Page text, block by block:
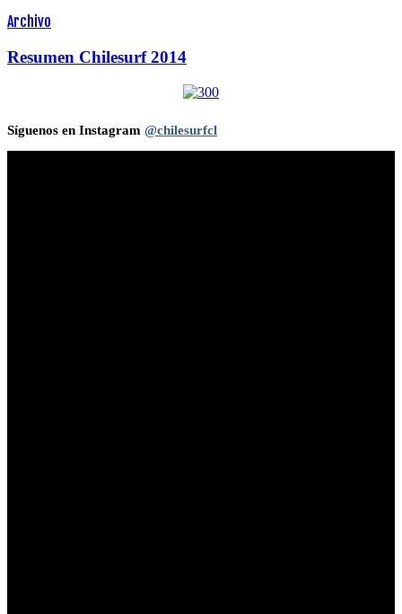
Archivo
Resumen Chilesurf 2014
Síguenos en Instagram @chilesurfcl